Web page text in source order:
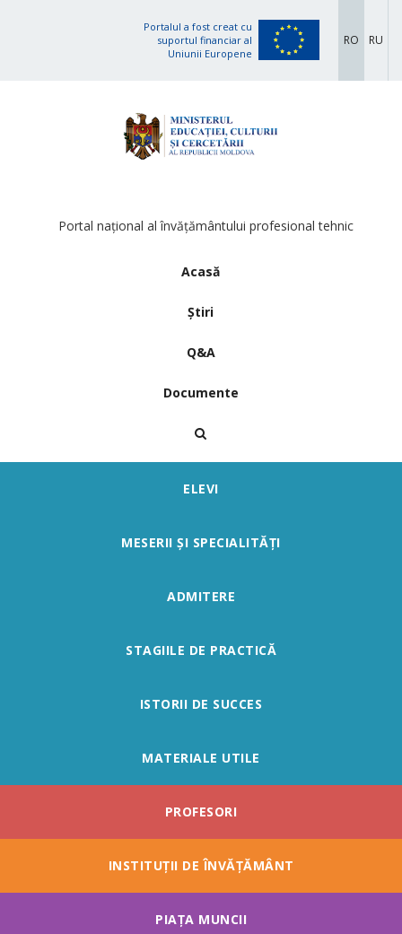
Portalul a fost creat cu
suportul financiar al
Uniunii Europene
RO RU
Portal național al învățământului profesional tehnic
Acasă
Știri
Q&A
Documente
ELEVI
MESERII ȘI SPECIALITĂȚI
ADMITERE
STAGIILE DE PRACTICĂ
ISTORII DE SUCCES
MATERIALE UTILE
PROFESORI
INSTITUȚII DE ÎNVĂȚĂMÂNT
PIAȚA MUNCII